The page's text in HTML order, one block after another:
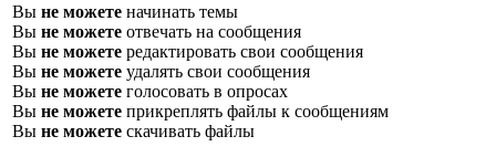
Вы не можете начинать темы
Вы не можете отвечать на сообщения
Вы не можете редактировать свои сообщения
Вы не можете удалять свои сообщения
Вы не можете голосовать в опросах
Вы не можете прикреплять файлы к сообщениям
Вы не можете скачивать файлы